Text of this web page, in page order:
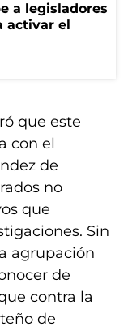
a legisladores
activar el
que este
con el
de
no
que
Sin
agrupación
de
contra la
de